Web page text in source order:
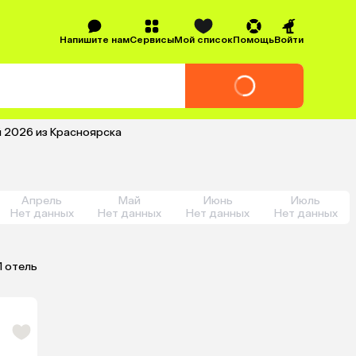
Напишите намСервисыМой списокПомощьВойти
из Красноярска
Апрель
Нет данных
Май
Нет данных
Июнь
Нет данных
Июль
Нет данных
отель